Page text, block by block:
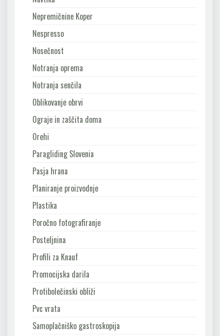
Nepremičnine Koper
Nespresso
Nosečnost
Notranja oprema
Notranja senčila
Oblikovanje obrvi
Ograje in zaščita doma
Orehi
Paragliding Slovenia
Pasja hrana
Planiranje proizvodnje
Plastika
Poročno fotografiranje
Posteljnina
Profili za Knauf
Promocijska darila
Protibolečinski obliži
Pvc vrata
Samoplačniško gastroskopija